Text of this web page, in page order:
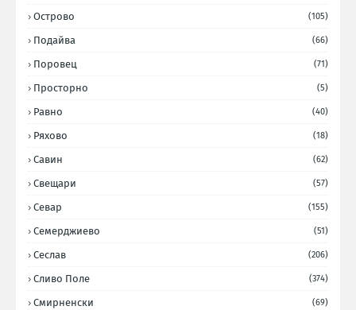
Острово (105)
Подайва (66)
Поровец (71)
Просторно (5)
Равно (40)
Ряхово (18)
Савин (62)
Свещари (57)
Севар (155)
Семерджиево (51)
Сеслав (206)
Сливо Поле (374)
Смирненски (69)